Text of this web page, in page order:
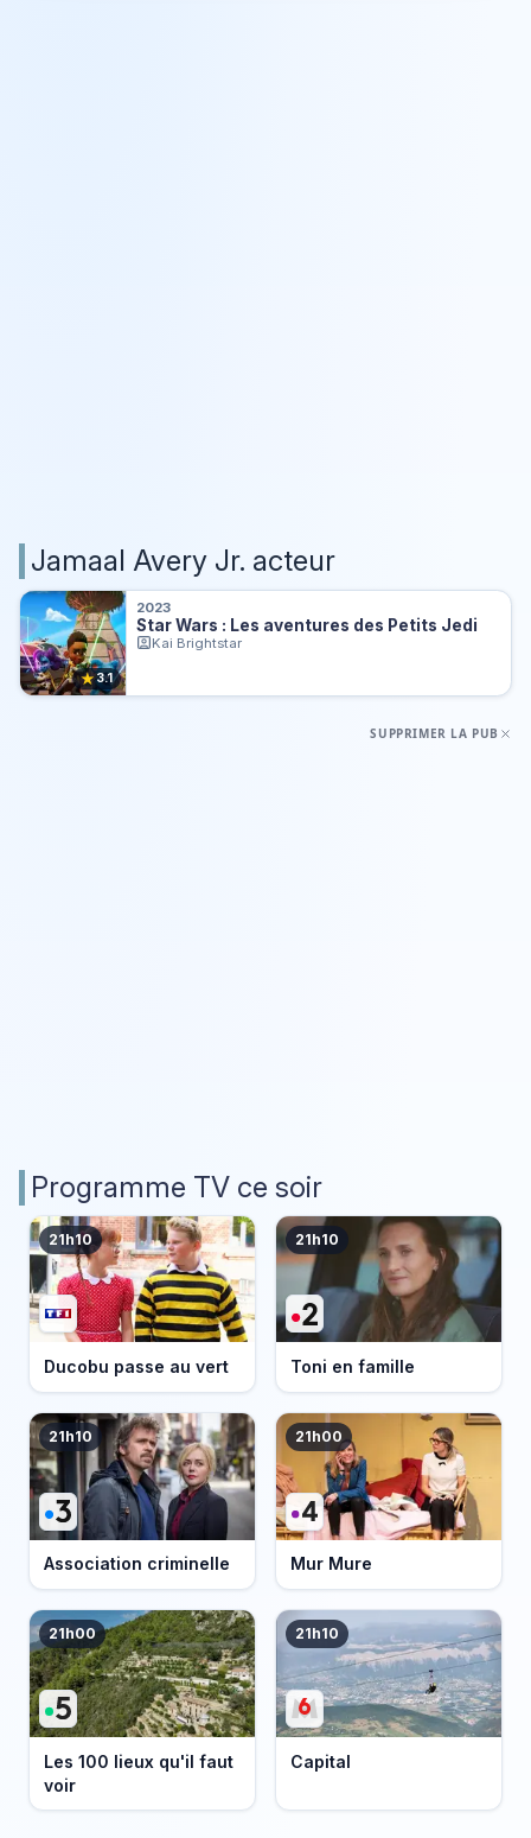
Jamaal Avery Jr. acteur
★3.1
2023
Star Wars : Les aventures des Petits Jedi
Kai Brightstar
SUPPRIMER LA PUB
Programme TV ce soir
21h10
Ducobu passe au vert
21h10
Toni en famille
21h10
Association criminelle
21h00
Mur Mure
21h00
Les 100 lieux qu'il faut
voir
21h10
Capital